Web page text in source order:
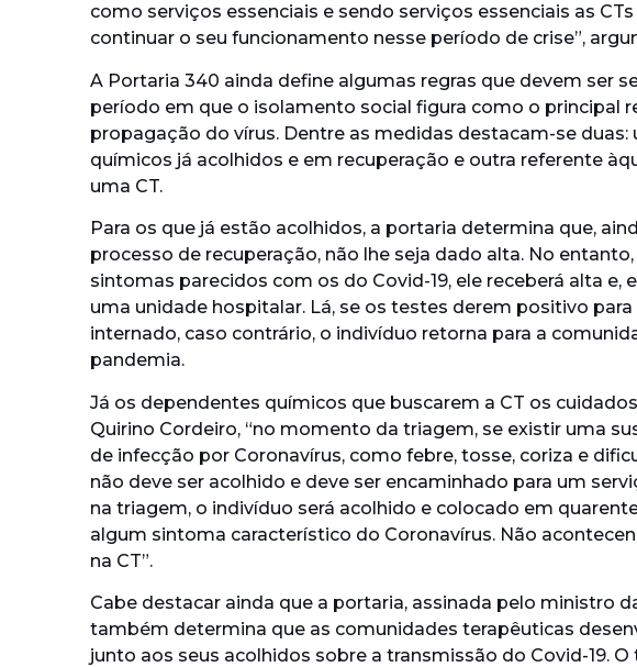
como serviços essenciais e sendo serviços essenciais as
continuar o seu funcionamento nesse período de crise”,
A Portaria 340 ainda define algumas regras que devem ser
período em que o isolamento social figura como o principal
propagação do vírus. Dentre as medidas destacam-se
químicos já acolhidos e em recuperação e outra referente
uma CT.
Para os que já estão acolhidos, a portaria determina que,
processo de recuperação, não lhe seja dado alta. No
sintomas parecidos com os do Covid-19, ele receberá alta e,
uma unidade hospitalar. Lá, se os testes derem positivo
internado, caso contrário, o indivíduo retorna para a
pandemia.
Já os dependentes químicos que buscarem a CT os
Quirino Cordeiro, “no momento da triagem, se existir uma
de infecção por Coronavírus, como febre, tosse, coriza e
não deve ser acolhido e deve ser encaminhado para um
na triagem, o indivíduo será acolhido e colocado em
algum sintoma característico do Coronavírus. Não
na CT”.
Cabe destacar ainda que a portaria, assinada pelo ministro
também determina que as comunidades terapêuticas
junto aos seus acolhidos sobre a transmissão do Covid-19.